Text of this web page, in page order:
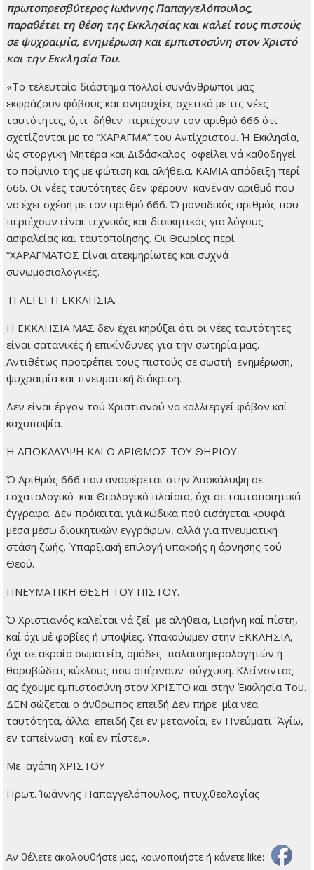
πρωτοπρεσβύτερος Ιωάννης Παπαγγελόπουλος,
παραθέτει τη θέση της Εκκλησίας και καλεί τους πιστούς
σε ψυχραιμία, ενημέρωση και εμπιστοσύνη στον Χριστό
και την Εκκλησία Του.
«Το τελευταίο διάστημα πολλοί συνάνθρωποι μας
εκφράζουν φόβους και ανησυχίες σχετικά με τις νέες
ταυτότητες, ό,τι δήθεν περιέχουν τον αριθμό 666 ότι
σχετίζονται με το “ΧΑΡΑΓΜΑ” του Αντίχριστου. Ή Εκκλησία,
ώς στοργική Μητέρα και Διδάσκαλος οφείλει νά καθοδηγεί
το ποίμνιο της με φώτιση και αλήθεια. ΚΑΜΙΑ απόδειξη περί
666. Οι νέες ταυτότητες δεν φέρουν κανέναν αριθμό που
να έχει σχέση με τον αριθμό 666. Ό μοναδικός αριθμός που
περιέχουν είναι τεχνικός και διοικητικός για λόγους
ασφαλείας και ταυτοποίησης. Οι Θεωρίες περί
“ΧΑΡΑΓΜΑΤΟΣ Είναι ατεκμηρίωτες και συχνά
συνωμοσιολογικές.
ΤΙ ΛΕΓΕΙ Η ΕΚΚΛΗΣΙΑ.
Η ΕΚΚΛΗΣΙΑ ΜΑΣ δεν έχει κηρύξει ότι οι νέες ταυτότητες
είναι σατανικές ή επικίνδυνες για την σωτηρία μας.
Αντιθέτως προτρέπει τους πιστούς σε σωστή ενημέρωση,
ψυχραιμία και πνευματική διάκριση.
Δεν είναι έργον τού Χριστιανού να καλλιεργεί φόβον καί
καχυποψία.
Η ΑΠΟΚΑΛΥΨΗ ΚΑΙ Ο ΑΡΙΘΜΟΣ ΤΟΥ ΘΗΡΙΟΥ.
Ό Αριθμός 666 που αναφέρεται στην Άποκάλυψη σε
εσχατολογικό και Θεολογικό πλαίσιο, όχι σε ταυτοποιητικά
έγγραφα. Δέν πρόκειται γιά κώδικα πού εισάγεται κρυφά
μέσα μέσω διοικητικών εγγράφων, αλλά για πνευματική
στάση ζωής. Ύπαρξιακή επιλογή υπακοής η άρνησης τού
Θεού.
ΠΝΕΥΜΑΤΙΚΗ ΘΕΣΗ ΤΟΥ ΠΙΣΤΟΥ.
Ό Χριστιανός καλείται νά ζεί με αλήθεια, Ειρήνη καί πίστη,
καί όχι μέ φοβίες ή υποψίες. Υπακούωμεν στην ΕΚΚΛΗΣΙΑ,
όχι σε ακραία σωματεία, ομάδες παλαιοημερολογητών ή
θορυβώδεις κύκλους που σπέρνουν σύγχυση. Κλείνοντας
ας έχουμε εμπιστοσύνη στον ΧΡΙΣΤΟ και στην Έκκλησία Του.
ΔΕΝ σώζεται ο άνθρωπος επειδή Δέν πήρε μία νέα
ταυτότητα, άλλα επειδή ζει εν μετανοία, εν Πνεύματι Άγίω,
εν ταπείνωση καί εν πίστει».
Με αγάπη ΧΡΙΣΤΟΥ
Πρωτ. Ίωάννης Παπαγγελόπουλος, πτυχ.θεολογίας
Αν θέλετε ακολουθήστε μας, κοινοποιήστε ή κάνετε like: